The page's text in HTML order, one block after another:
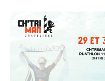
2024
inscriptions
ouvertes